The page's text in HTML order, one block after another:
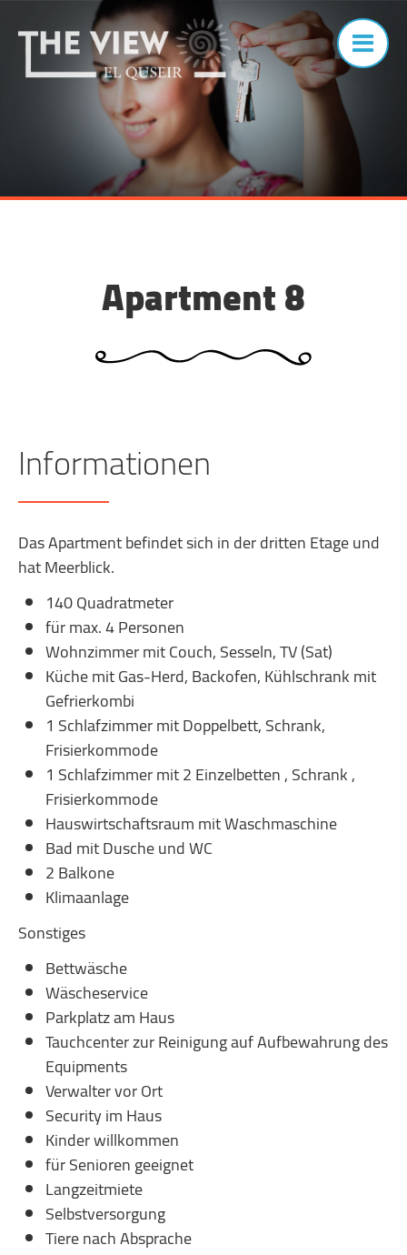
Apartment 8
Informationen
Das Apartment befindet sich in der dritten Etage und
hat Meerblick.
140 Quadratmeter
für max. 4 Personen
Wohnzimmer mit Couch, Sesseln, TV (Sat)
Küche mit Gas-Herd, Backofen, Kühlschrank mit
Gefrierkombi
1 Schlafzimmer mit Doppelbett, Schrank,
Frisierkommode
1 Schlafzimmer mit 2 Einzelbetten , Schrank ,
Frisierkommode
Hauswirtschaftsraum mit Waschmaschine
Bad mit Dusche und WC
2 Balkone
Klimaanlage
Sonstiges
Bettwäsche
Wäscheservice
Parkplatz am Haus
Tauchcenter zur Reinigung auf Aufbewahrung des
Equipments
Verwalter vor Ort
Security im Haus
Kinder willkommen
für Senioren geeignet
Langzeitmiete
Selbstversorgung
Tiere nach Absprache